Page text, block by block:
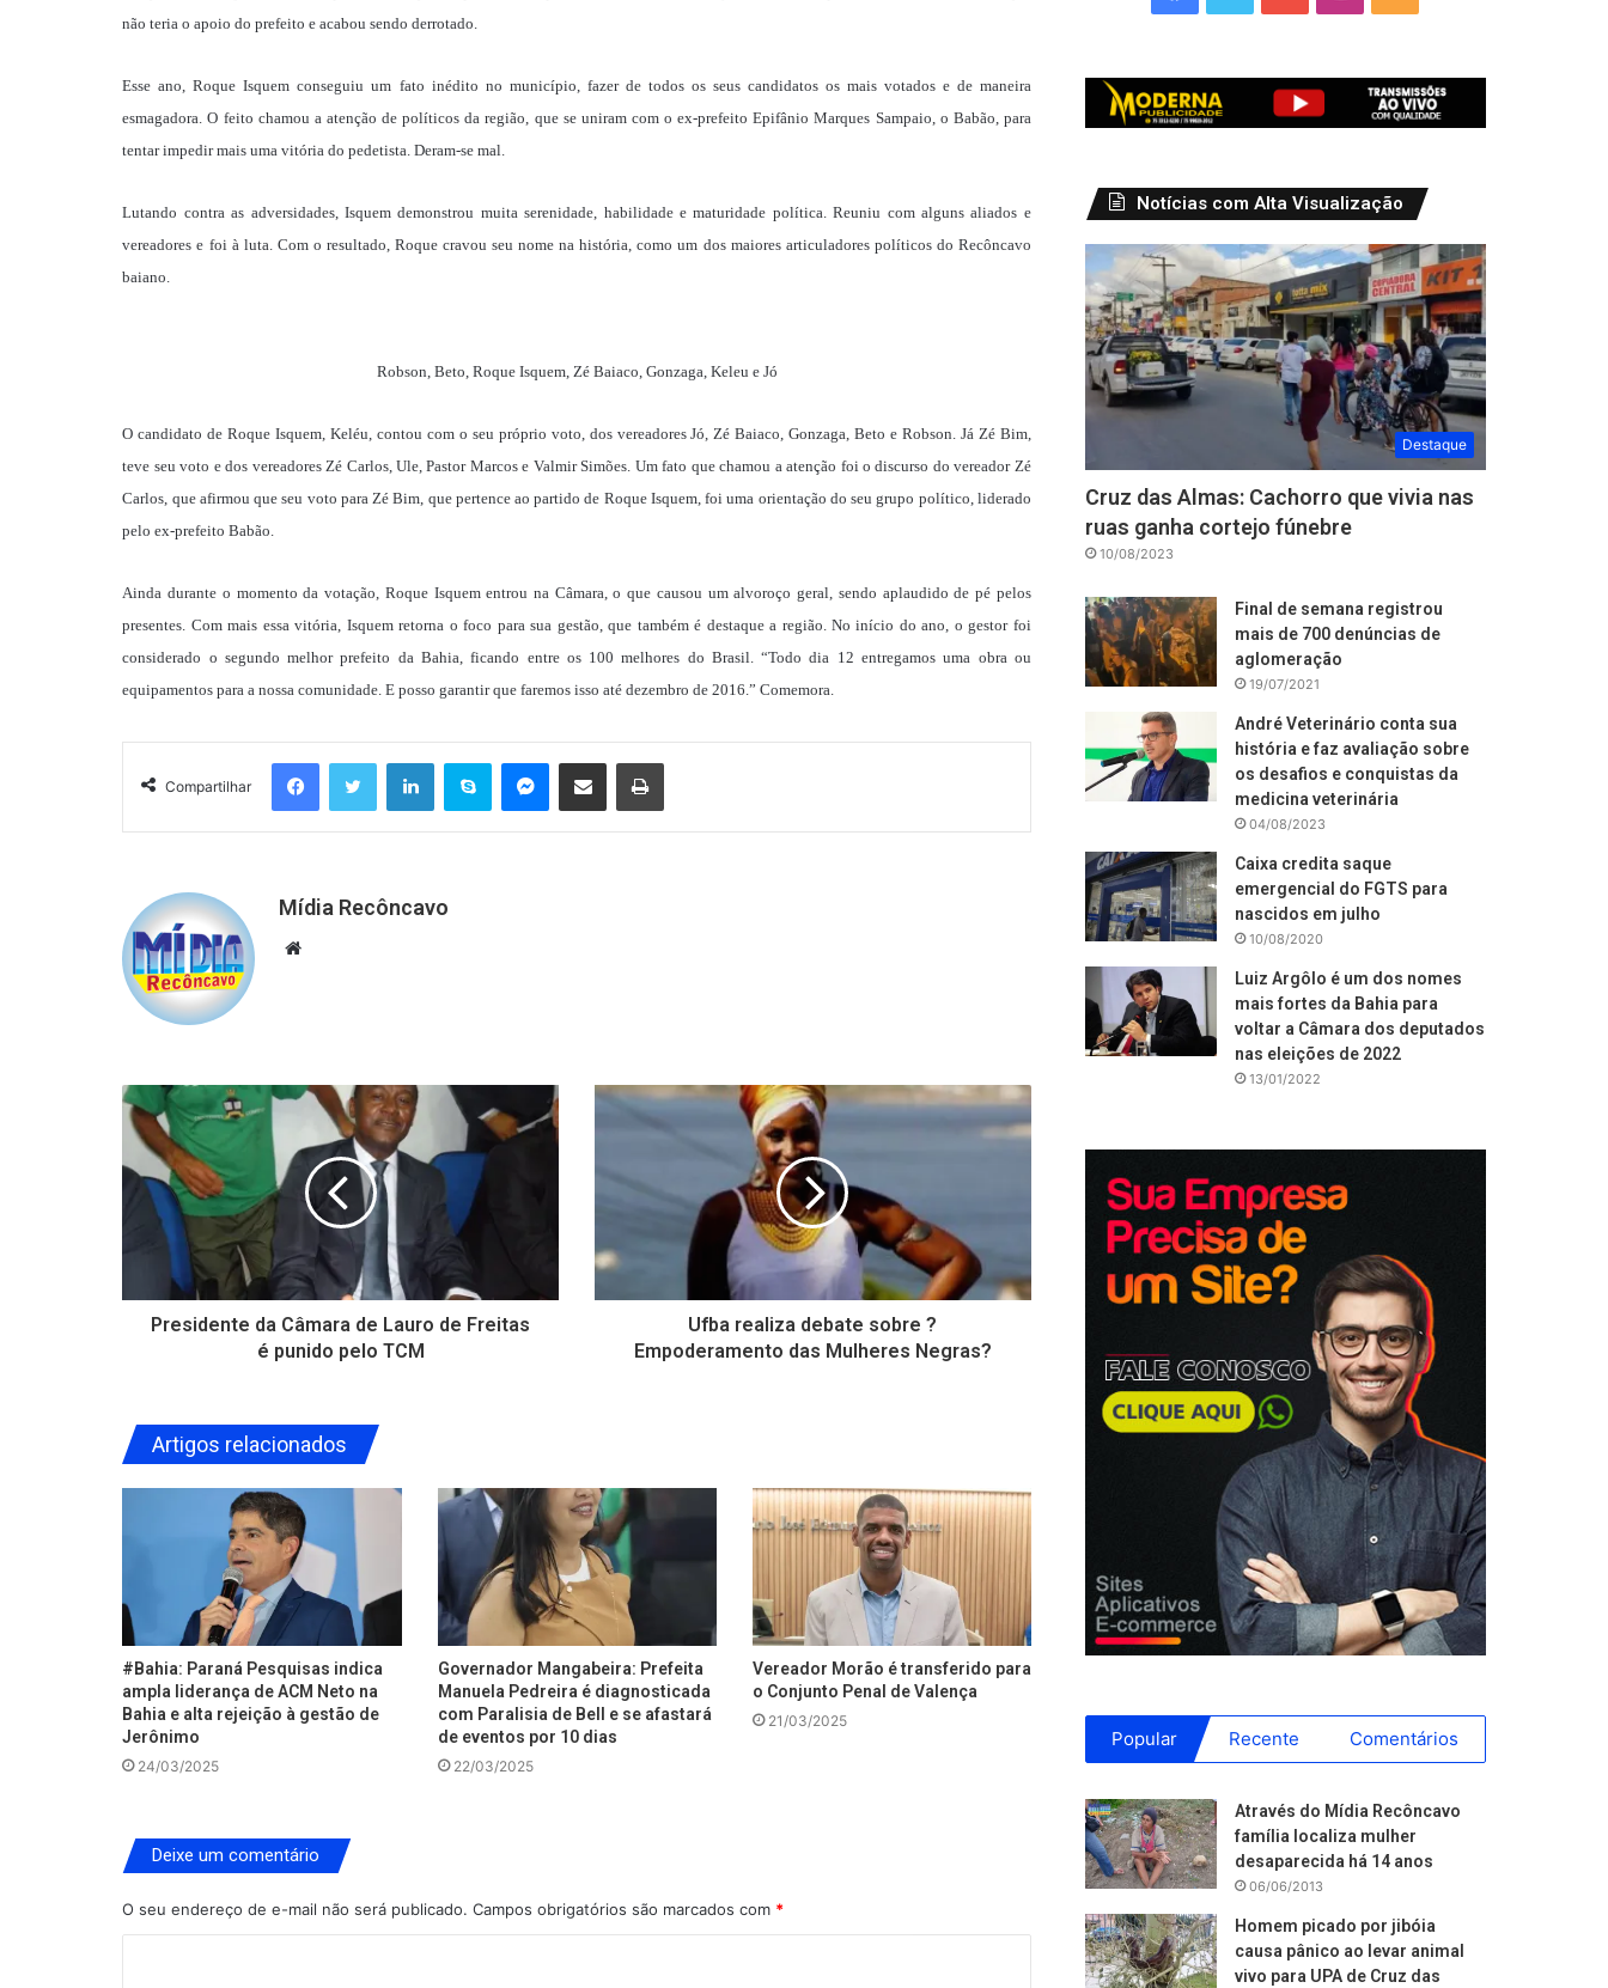
não teria o apoio do prefeito e acabou sendo derrotado.
Esse ano, Roque Isquem conseguiu um fato inédito no município, fazer de todos os seus candidatos os mais votados e de maneira
esmagadora. O feito chamou a atenção de políticos da região, que se uniram com o ex-prefeito Epifânio Marques Sampaio, o Babão, para
tentar impedir mais uma vitória do pedetista. Deram-se mal.
Lutando contra as adversidades, Isquem demonstrou muita serenidade, habilidade e maturidade política. Reuniu com alguns aliados e
vereadores e foi à luta. Com o resultado, Roque cravou seu nome na história, como um dos maiores articuladores políticos do Recôncavo
baiano.
Robson, Beto, Roque Isquem, Zé Baiaco, Gonzaga, Keleu e Jó
O candidato de Roque Isquem, Keléu, contou com o seu próprio voto, dos vereadores Jó, Zé Baiaco, Gonzaga, Beto e Robson. Já Zé Bim,
teve seu voto e dos vereadores Zé Carlos, Ule, Pastor Marcos e Valmir Simões. Um fato que chamou a atenção foi o discurso do vereador Zé
Carlos, que afirmou que seu voto para Zé Bim, que pertence ao partido de Roque Isquem, foi uma orientação do seu grupo político, liderado
pelo ex-prefeito Babão.
Ainda durante o momento da votação, Roque Isquem entrou na Câmara, o que causou um alvoroço geral, sendo aplaudido de pé pelos
presentes. Com mais essa vitória, Isquem retorna o foco para sua gestão, que também é destaque a região. No início do ano, o gestor foi
considerado o segundo melhor prefeito da Bahia, ficando entre os 100 melhores do Brasil. “Todo dia 12 entregamos uma obra ou
equipamentos para a nossa comunidade. E posso garantir que faremos isso até dezembro de 2016.” Comemora.
Compartilhar
FacebookTwitter LinkedinSkype Messenger
Compartilhar via e-mail Imprimir
Mídia Recôncavo
Website
Presidente da Câmara de Lauro de Freitas
é punido pelo TCM
Ufba realiza debate sobre ?
Empoderamento das Mulheres Negras?
Artigos relacionados
#Bahia: Paraná Pesquisas indica
ampla liderança de ACM Neto na
Bahia e alta rejeição à gestão de
Jerônimo
24/03/2025
Governador Mangabeira: Prefeita
Manuela Pedreira é diagnosticada
com Paralisia de Bell e se afastará
de eventos por 10 dias
22/03/2025
Vereador Morão é transferido para
o Conjunto Penal de Valença
21/03/2025
Deixe um comentário
O seu endereço de e-mail não será publicado. Campos obrigatórios são marcados com *
Notícias com Alta Visualização
Destaque
Cruz das Almas: Cachorro que vivia nas
ruas ganha cortejo fúnebre
10/08/2023
Final de semana registrou
mais de 700 denúncias de
aglomeração
19/07/2021
André Veterinário conta sua
história e faz avaliação sobre
os desafios e conquistas da
medicina veterinária
04/08/2023
Caixa credita saque
emergencial do FGTS para
nascidos em julho
10/08/2020
Luiz Argôlo é um dos nomes
mais fortes da Bahia para
voltar a Câmara dos deputados
nas eleições de 2022
13/01/2022
Popular Recente Comentários
Através do Mídia Recôncavo
família localiza mulher
desaparecida há 14 anos
06/06/2013
Homem picado por jibóia
causa pânico ao levar animal
vivo para UPA de Cruz das